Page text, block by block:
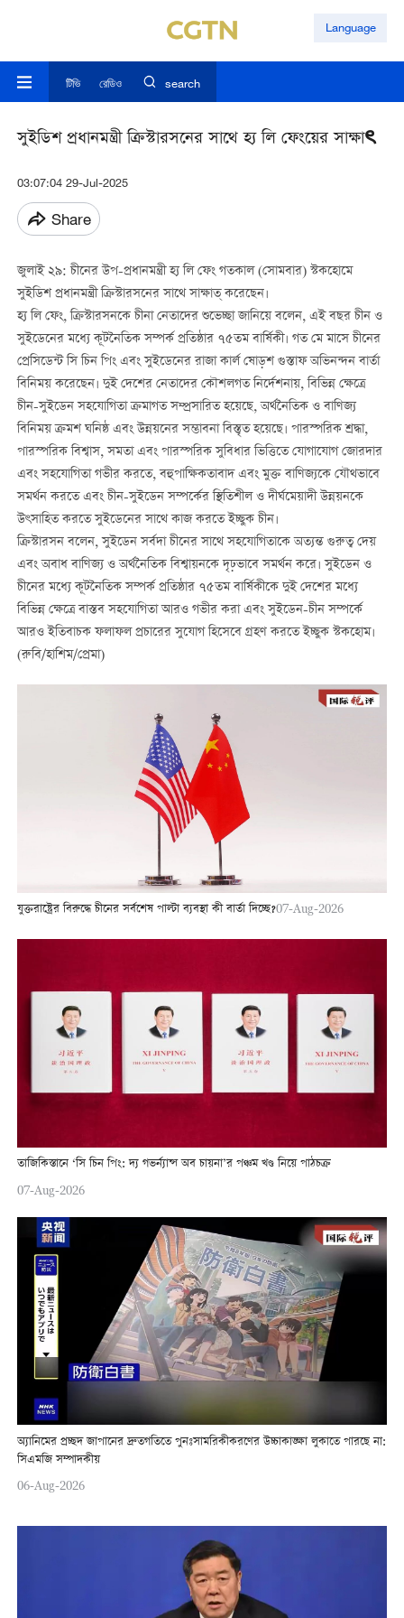
Language
টিভি রেডিও search
সুইডিশ প্রধানমন্ত্রী ক্রিস্টারসনের সাথে হ্য লি ফেংয়ের সাক্ষাৎ
03:07:04 29-Jul-2025
Share
জুলাই ২৯: চীনের উপ-প্রধানমন্ত্রী হ্য লি ফেং গতকাল (সোমবার) স্টকহোমে
সুইডিশ প্রধানমন্ত্রী ক্রিস্টারসনের সাথে সাক্ষাত্ করেছেন।
হ্য লি ফেং, ক্রিস্টারসনকে চীনা নেতাদের শুভেচ্ছা জানিয়ে বলেন, এই বছর চীন ও
সুইডেনের মধ্যে কূটনৈতিক সম্পর্ক প্রতিষ্ঠার ৭৫তম বার্ষিকী। গত মে মাসে চীনের
প্রেসিডেন্ট সি চিন পিং এবং সুইডেনের রাজা কার্ল ষোড়শ গুস্তাফ অভিনন্দন বার্তা
বিনিময় করেছেন। দুই দেশের নেতাদের কৌশলগত নির্দেশনায়, বিভিন্ন ক্ষেত্রে
চীন-সুইডেন সহযোগিতা ক্রমাগত সম্প্রসারিত হয়েছে, অর্থনৈতিক ও বাণিজ্য
বিনিময় ক্রমশ ঘনিষ্ঠ এবং উন্নয়নের সম্ভাবনা বিস্তৃত হয়েছে। পারস্পরিক শ্রদ্ধা,
পারস্পরিক বিশ্বাস, সমতা এবং পারস্পরিক সুবিধার ভিত্তিতে যোগাযোগ জোরদার
এবং সহযোগিতা গভীর করতে, বহুপাক্ষিকতাবাদ এবং মুক্ত বাণিজ্যকে যৌথভাবে
সমর্থন করতে এবং চীন-সুইডেন সম্পর্কের স্থিতিশীল ও দীর্ঘমেয়াদী উন্নয়নকে
উৎসাহিত করতে সুইডেনের সাথে কাজ করতে ইচ্ছুক চীন।
ক্রিস্টারসন বলেন, সুইডেন সর্বদা চীনের সাথে সহযোগিতাকে অত্যন্ত গুরুত্ব দেয়
এবং অবাধ বাণিজ্য ও অর্থনৈতিক বিশ্বায়নকে দৃঢ়ভাবে সমর্থন করে। সুইডেন ও
চীনের মধ্যে কূটনৈতিক সম্পর্ক প্রতিষ্ঠার ৭৫তম বার্ষিকীকে দুই দেশের মধ্যে
বিভিন্ন ক্ষেত্রে বাস্তব সহযোগিতা আরও গভীর করা এবং সুইডেন-চীন সম্পর্কে
আরও ইতিবাচক ফলাফল প্রচারের সুযোগ হিসেবে গ্রহণ করতে ইচ্ছুক স্টকহোম।
(রুবি/হাশিম/প্রেমা)
যুক্তরাষ্ট্রের বিরুদ্ধে চীনের সর্বশেষ পাল্টা ব্যবস্থা কী বার্তা দিচ্ছে?07-Aug-2026
তাজিকিস্তানে ‘সি চিন পিং: দ্য গভর্ন্যান্স অব চায়না’র পঞ্চম খণ্ড নিয়ে পাঠচক্র
07-Aug-2026
অ্যানিমের প্রচ্ছদ জাপানের দ্রুতগতিতে পুনঃসামরিকীকরণের উচ্চাকাঙ্ক্ষা লুকাতে পারছে না:
সিএমজি সম্পাদকীয়
06-Aug-2026